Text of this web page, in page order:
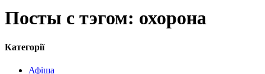
Посты с тэгом: охорона
Категорії
Афіша